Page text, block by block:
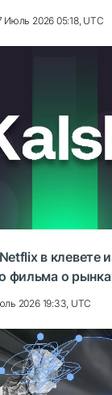
Июль 2026 05:18, UTC
в клевете
фильма о
2026 19:33, UTC